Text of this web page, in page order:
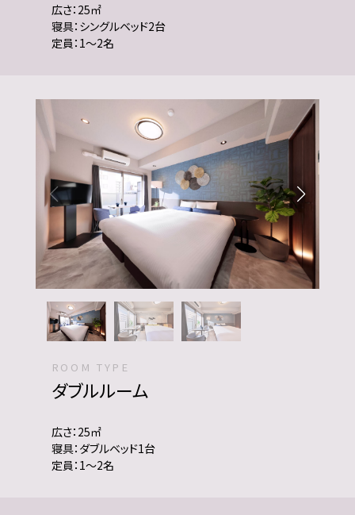
広さ：25㎡
寝具：シングルベッド2台
定員：1〜2名
ROOM TYPE
ダブルルーム
広さ：25㎡
寝具：ダブルベッド1台
定員：1〜2名